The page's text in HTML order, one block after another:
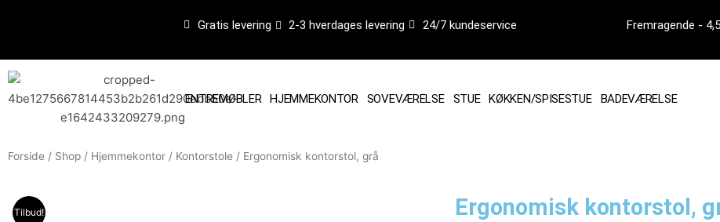
Gratis levering 2-3 hverdages levering 24/7 kundeservice Fremragende -
ENTREMØBLER HJEMMEKONTOR SOVEVÆRELSE STUE KØKKEN/SPISESTUE BADEVÆRELSE
Forside / Shop / Hjemmekontor / Kontorstole / Ergonomisk kontorstol, grå
Tilbud! Ergonomisk kontorstol,